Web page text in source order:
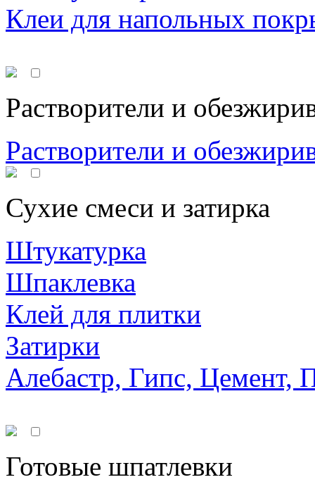
Клеи для напольных
Растворители и
Растворители и
Сухие смеси и затирка
Штукатурка
Шпаклевка
Клей для плитки
Затирки
Алебастр, Гипс, Цемент,
Готовые шпатлевки